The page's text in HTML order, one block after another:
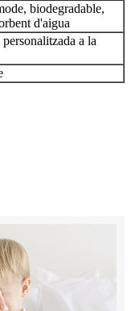
biodegradable,
d'aigua
a la